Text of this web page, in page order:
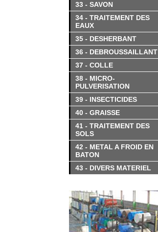
33 - SAVON
34 - TRAITEMENT DES
EAUX
35 - DESHERBANT
36 - DEBROUSSAILLANT
37 - COLLE
38 - MICRO-
PULVERISATION
39 - INSECTICIDES
40 - GRAISSE
41 - TRAITEMENT DES
SOLS
42 - METAL A FROID EN
BATON
43 - DIVERS MATERIEL